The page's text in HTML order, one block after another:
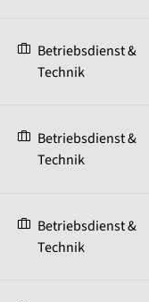
Betriebsdienst &
Technik
Betriebsdienst &
Technik
Betriebsdienst &
Technik